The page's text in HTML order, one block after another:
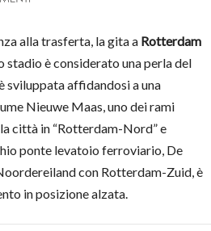
alla trasferta, la gita a Rotterdam
è considerato una perla del
sviluppata affidandosi a una
Nieuwe Maas, uno dei rami
città in “Rotterdam-Nord” e
ponte levatoio ferroviario, De
con Rotterdam-Zuid, è
in posizione alzata.